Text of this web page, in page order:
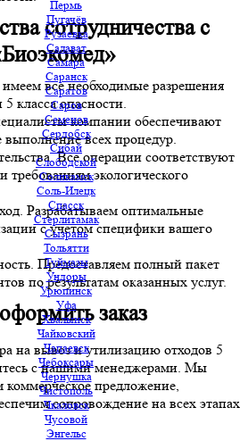
Пермь
Пугачёв
Рузаевка
Салават
Самара
Саранск
Саратов
Саров
Семенов
Сердобск
Сибай
Слободской
Соликамск
Соль-Илецк
Спасск
Стерлитамак
Сызрань
Тольятти
Туймазы
Ундоры
Урюпинск
Уфа
Хвалынск
Чайковский
Чапаевск
Чебоксары
Чернушка
Чистополь
Чкаловск
Чусовой
Энгельс
сотрудничества с
все необходимые разрешения
класса опасности.
компании обеспечивают
выполнение всех процедур.
Все операции соответствуют
экологического
Разрабатываем оптимальные
с учетом специфики вашего
Предоставляем полный пакет
по результатам оказанных услуг.
заказ
на вывоз и утилизацию отходов 5
с нашими менеджерами. Мы
предложение,
сопровождение на всех этапах